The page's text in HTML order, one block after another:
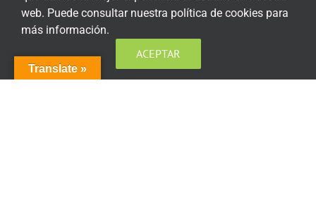
Política de privacidad
Política de privacidad Redes Sociales
Política de cookies
Translate »
web. Puede consultar nuestra política de cookies para
más información.
ACEPTAR